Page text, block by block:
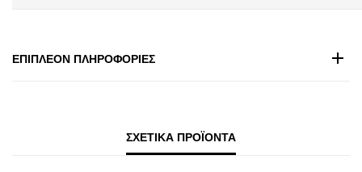
ΕΠΙΠΛΈΟΝ ΠΛΗΡΟΦΟΡΊΕΣ
ΣΧΕΤΙΚΆ ΠΡΟΪΌΝΤΑ